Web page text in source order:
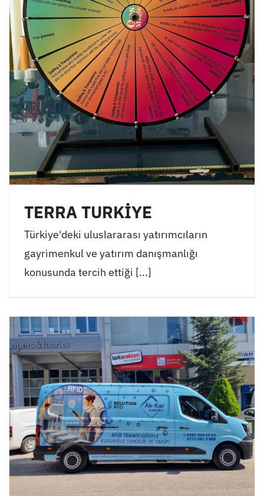
TERRA TURKİYE
Türkiye'deki uluslararası yatırımcıların
gayrimenkul ve yatırım danışmanlığı
konusunda tercih ettiği [...]